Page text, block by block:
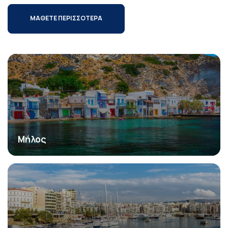
ΜΑΘΕΤΕ ΠΕΡΙΣΣΟΤΕΡΑ
Μήλος